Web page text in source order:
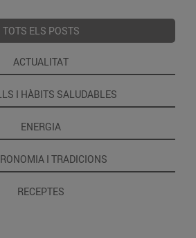
TOTS ELS POSTS
ACTUALITAT
I HÀBITS SALUDABLES
ENERGIA
I TRADICIONS
RECEPTES